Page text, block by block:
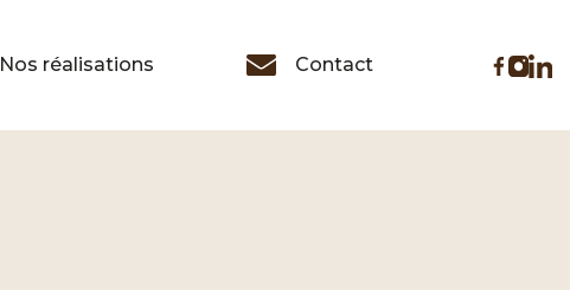
Nos réalisations Contact